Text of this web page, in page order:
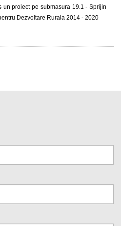
un proiect pe submasura 19.1 - Sprijin
Dezvoltare Rurala 2014 - 2020